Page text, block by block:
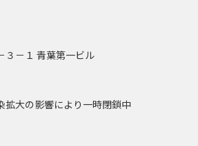
３－１ 青葉第一ビル
大の影響により一時閉鎖中